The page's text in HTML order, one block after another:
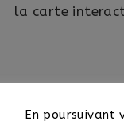
la carte
En poursuivant